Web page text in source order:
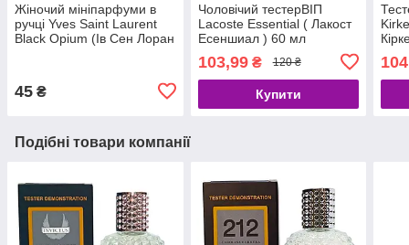
Жіночий мініпарфуми в
ручці Yves Saint Laurent
Black Opium (Ів Сен Лоран
45 ₴
Чоловічий тестерВІП
Lacoste Essential ( Лакост
Есеншиал ) 60 мл
103,99₴ 120 ₴
Купити
Подібні товари компанії